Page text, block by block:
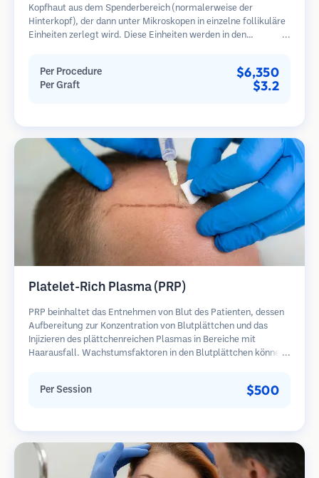
Kopfhaut aus dem Spenderbereich (normalerweise der
Hinterkopf), der dann unter Mikroskopen in einzelne follikuläre
Einheiten zerlegt wird. Diese Einheiten werden in den
eine lineare Narbe.
Per Procedure $6,350
Per Graft $3.2
Platelet-Rich Plasma (PRP)
PRP beinhaltet das Entnehmen von Blut des Patienten, dessen
Aufbereitung zur Konzentration von Blutplättchen und das
Injizieren des plättchenreichen Plasmas in Bereiche mit
Haarausfall. Wachstumsfaktoren in den Blutplättchen können
mehrere Sitzungen erforderlich.
Per Session $500